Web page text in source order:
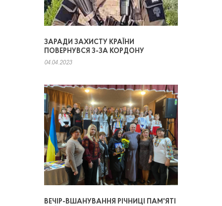
ЗАРАДИ ЗАХИСТУ КРАЇНИ
ПОВЕРНУВСЯ З-ЗА КОРДОНУ
04.04.2023
ВЕЧІР-ВШАНУВАННЯ РІЧНИЦІ ПАМ'ЯТІ